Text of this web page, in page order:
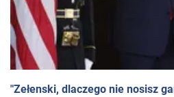
"Zełenski, dlaczego nie nosisz